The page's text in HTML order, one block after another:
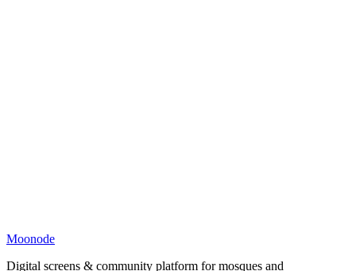
Moonode
Digital screens & community platform for mosques and